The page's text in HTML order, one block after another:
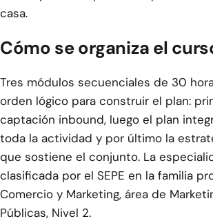
casa.
Cómo se organiza el
Tres módulos secuenciales de 30
orden lógico para construir el plan:
captación inbound, luego el plan
toda la actividad y por último la
que sostiene el conjunto. La
clasificada por el SEPE en la familia
Comercio y Marketing, área de
Públicas, Nivel 2.